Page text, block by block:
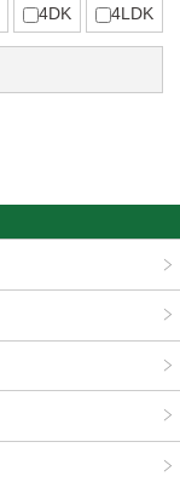
4DK 4LDK